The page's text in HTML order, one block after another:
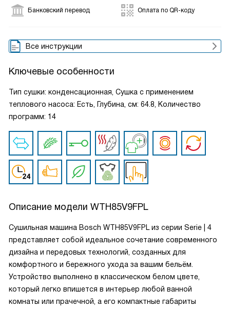
Банковский перевод Оплата по QR-коду
Все инструкции
Ключевые особенности
Тип сушки: конденсационная, Сушка с применением
теплового насоса: Есть, Глубина, см: 64.8, Количество
программ: 14
Описание модели WTH85V9FPL
Сушильная машина Bosch WTH85V9FPL из серии Serie | 4
представляет собой идеальное сочетание современного
дизайна и передовых технологий, созданных для
комфортного и бережного ухода за вашим бельём.
Устройство выполнено в классическом белом цвете,
который легко впишется в интерьер любой ванной
комнаты или прачечной, а его компактные габариты